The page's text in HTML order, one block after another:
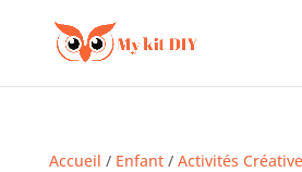
Accueil / Enfant/ Activités